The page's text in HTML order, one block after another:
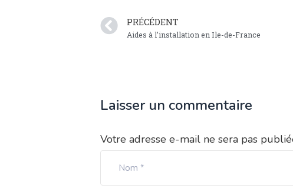
PRÉCÉDENT
Aides à l’installation en Ile-de-France
Laisser un commentaire
Votre adresse e-mail ne sera pas